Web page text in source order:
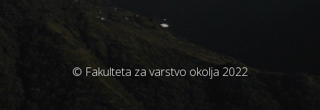
© Fakulteta za varstvo okolja 2022